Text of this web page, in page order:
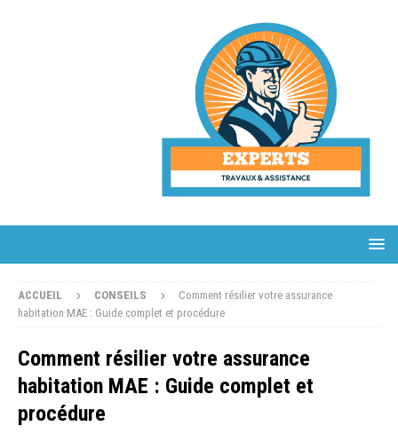
ACCUEIL CONSEILS
Comment résilier votre assurance
habitation MAE : Guide complet et procédure
Comment résilier votre assurance
habitation MAE : Guide complet et
procédure